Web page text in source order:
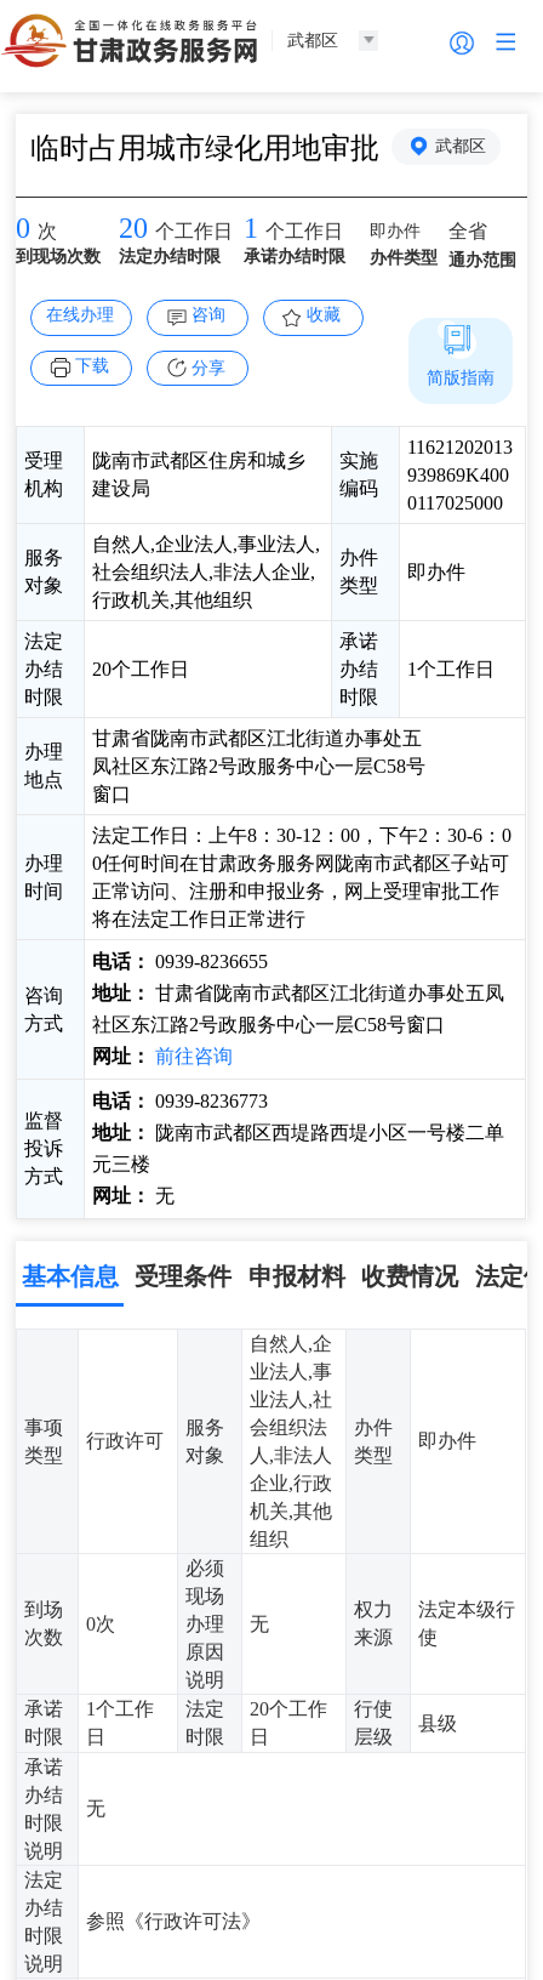
武都区
临时占用城市绿化用地审批 武都区
0 次
到现场次数
20 个工作日
法定办结时限
1 个工作日
承诺办结时限
即办件
办件类型
全省
通办范围
在线办理 咨询 收藏
下载 分享
受理
机构
陇南市武都区住房和城乡
建设局
实施
编码
11621202013
939869K400
0117025000
服务
对象
自然人,企业法人,事业法人,
社会组织法人,非法人企业,
行政机关,其他组织
办件
类型
即办件
法定
办结
时限
20个工作日
承诺
办结
时限
1个工作日
办理
地点
甘肃省陇南市武都区江北街道办事处五
凤社区东江路2号政服务中心一层C58号
窗口
办理
时间
法定工作日：上午8：30-12：00，下午2：30-6：0
0任何时间在甘肃政务服务网陇南市武都区子站可
正常访问、注册和申报业务，网上受理审批工作
将在法定工作日正常进行
咨询
方式
电话： 0939-8236655
地址： 甘肃省陇南市武都区江北街道办事处五凤
社区东江路2号政服务中心一层C58号窗口
网址： 前往咨询
监督
投诉
方式
电话： 0939-8236773
地址：
陇南市武都区西堤路西堤小区一号楼二单
元三楼
网址： 无
简版指南
基本信息 受理条件 申报材料 收费情况 法定
事项
类型
行政许可
服务
对象
自然人,企
业法人,事
业法人,社
会组织法
人,非法人
企业,行政
机关,其他
组织
办件
类型
即办件
到场
次数
0次
必须
现场
办理
原因
说明
无
权力
来源
法定本级行
使
承诺
时限
1个工作
日
法定
时限
20个工作
日
行使
层级
县级
承诺
办结
时限
说明
无
法定
办结
时限
说明
参照《行政许可法》